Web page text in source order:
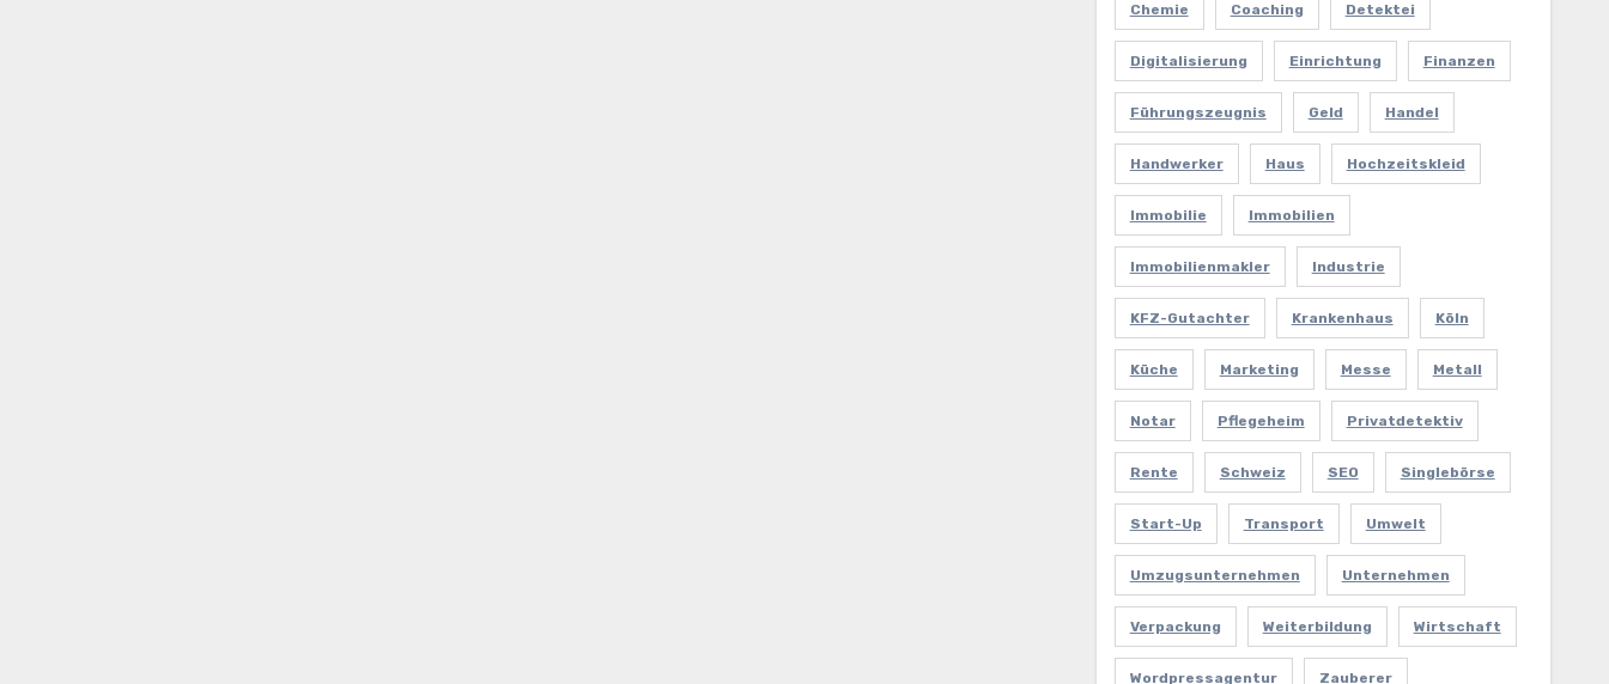
Chemie Coaching Detektei
Digitalisierung Einrichtung Finanzen
Führungszeugnis Geld Handel
Handwerker Haus Hochzeitskleid
Immobilie Immobilien
Immobilienmakler Industrie
KFZ-Gutachter Krankenhaus Köln
Küche Marketing Messe Metall
Notar Pflegeheim Privatdetektiv
Rente Schweiz SEO Singlebörse
Start-Up Transport Umwelt
Umzugsunternehmen Unternehmen
Verpackung Weiterbildung Wirtschaft
Wordpressagentur Zauberer